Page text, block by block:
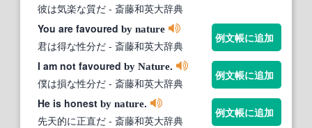
彼は気楽な質だ - 斎藤和英大辞典
You are favoured by nature
君は得な性分だ - 斎藤和英大辞典
例文帳に追加
I am not favoured by Nature.
僕は損な性分だ - 斎藤和英大辞典
例文帳に追加
He is honest by nature.
先天的に正直だ - 斎藤和英大辞典
例文帳に追加